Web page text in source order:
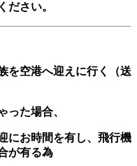
ださい。
を空港へ迎えに行く（送
った場合、
にお時間を有し、飛行機
が有る為